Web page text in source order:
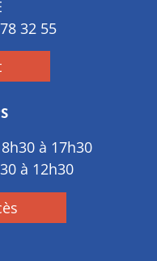
32 55
à 17h30
à 12h30